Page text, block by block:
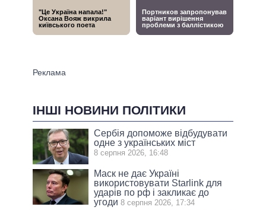
ІНШІ НОВИНИ ПОЛІТИКИ
Сербія допоможе відбудувати
одне з українських міст
8 серпня 2026, 16:48
Маск не дає Україні
використовувати Starlink для
ударів по рф і закликає до
угоди 8 серпня 2026, 17:34